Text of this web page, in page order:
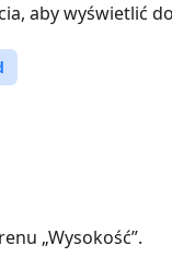
aby wyświetlić
„Wysokość”.